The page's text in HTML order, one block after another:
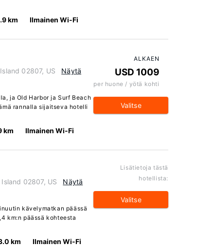
km Ilmainen Wi-Fi
02807, US
Näytä
ja Old Harbor ja Surf Beach
rannalla sijaitseva hotelli
km Ilmainen Wi-Fi
ALKAEN
USD 1009
per huone / yötä kohti
Valitse
02807, US
Näytä
kävelymatkan päässä
km:n päässä kohteesta
km Ilmainen Wi-Fi
Lisätietoja tästä
hotellista:
Valitse